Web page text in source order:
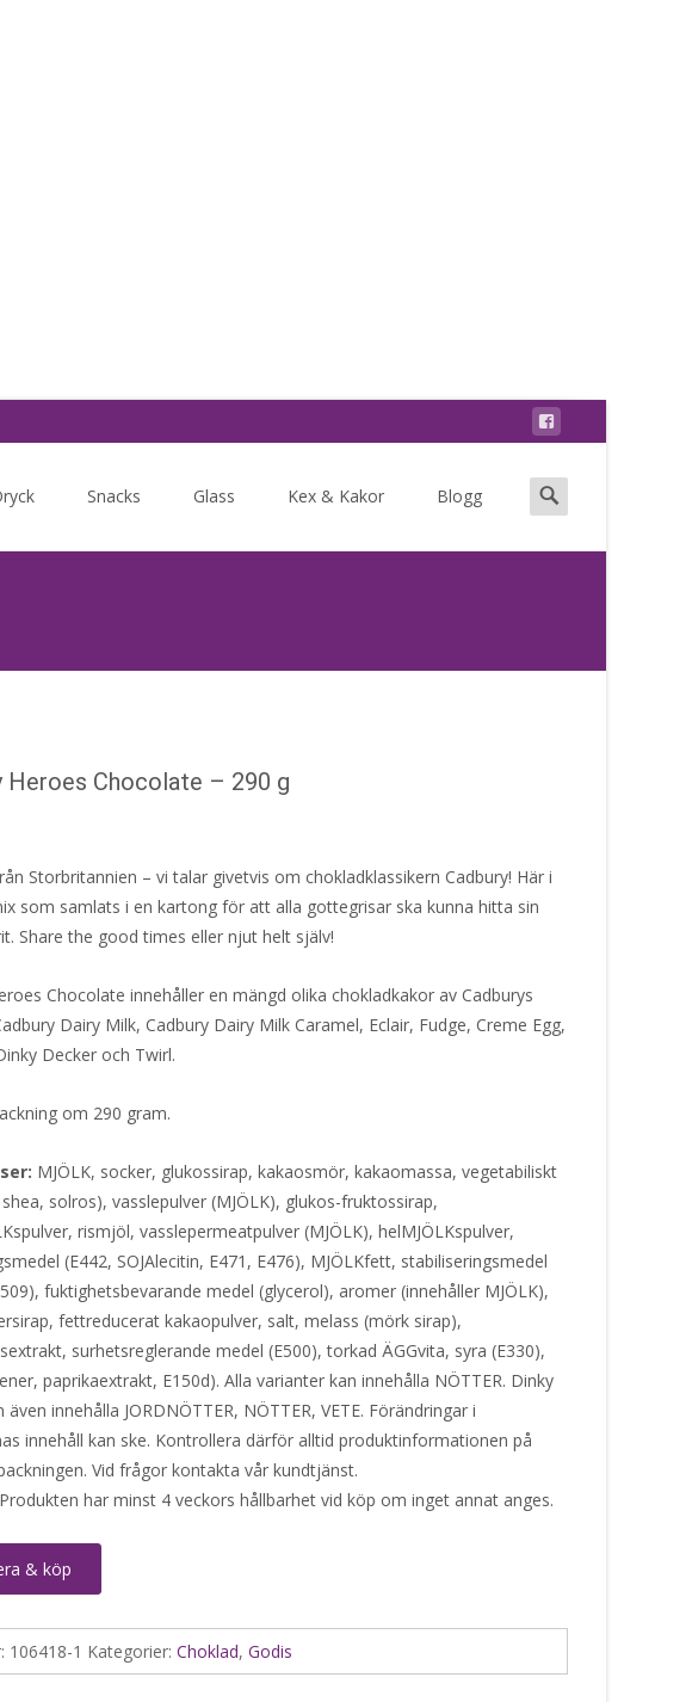
Snacks Glass Kex & Kakor Blogg
Search
for:
Heroes Chocolate – 290 g
Storbritannien – vi talar givetvis om chokladklassikern Cadbury! Här i
som samlats i en kartong för att alla gottegrisar ska kunna hitta sin
Share the good times eller njut helt själv!
Chocolate innehåller en mängd olika chokladkakor av Cadburys
Dairy Milk, Cadbury Dairy Milk Caramel, Eclair, Fudge, Creme Egg,
Decker och Twirl.
om 290 gram.
MJÖLK, socker, glukossirap, kakaosmör, kakaomassa, vegetabiliskt
solros), vasslepulver (MJÖLK), glukos-fruktossirap,
rismjöl, vasslepermeatpulver (MJÖLK), helMJÖLKspulver,
(E442, SOJAlecitin, E471, E476), MJÖLKfett, stabiliseringsmedel
fuktighetsbevarande medel (glycerol), aromer (innehåller MJÖLK),
fettreducerat kakaopulver, salt, melass (mörk sirap),
surhetsreglerande medel (E500), torkad ÄGGvita, syra (E330),
paprikaextrakt, E150d). Alla varianter kan innehålla NÖTTER. Dinky
även innehålla JORDNÖTTER, NÖTTER, VETE. Förändringar i
innehåll kan ske. Kontrollera därför alltid produktinformationen på
Vid frågor kontakta vår kundtjänst.
har minst 4 veckors hållbarhet vid köp om inget annat anges.
& köp
106418-1 Kategorier: Choklad, Godis